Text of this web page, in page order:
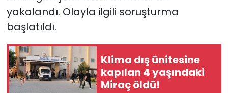
yakalandı. Olayla ilgili soruşturma
başlatıldı.
Klima dış ünitesine
kapılan 4 yaşındaki
Miraç öldü!